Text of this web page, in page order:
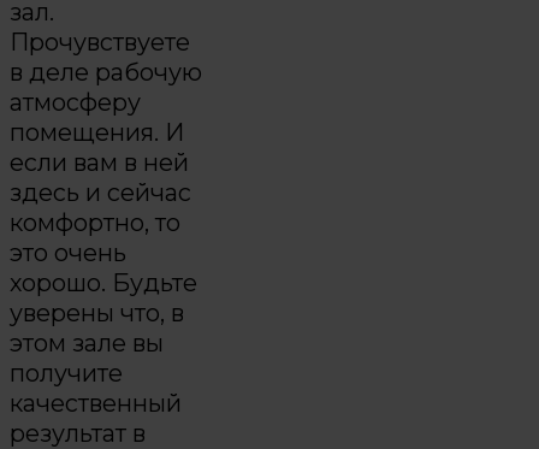
зал.
Прочувствуете
в деле рабочую
атмосферу
помещения. И
если вам в ней
здесь и сейчас
комфортно, то
это очень
хорошо. Будьте
уверены что, в
этом зале вы
получите
качественный
результат в